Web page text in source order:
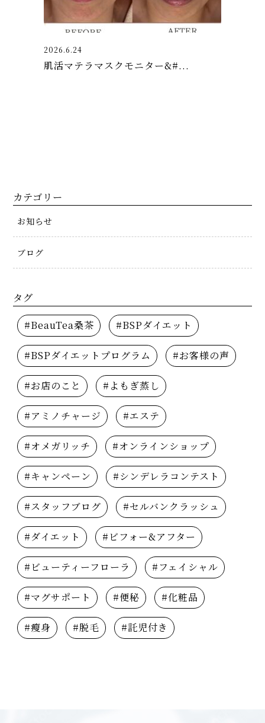
2026.6.24
肌活マテラマスクモニター&#...
カテゴリー
お知らせ
ブログ
タグ
#BeauTea桑茶 #BSPダイエット
#BSPダイエットプログラム #お客様の声
#お店のこと #よもぎ蒸し
#アミノチャージ #エステ
#オメガリッチ #オンラインショップ
#キャンペーン #シンデレラコンテスト
#スタッフブログ #セルバンクラッシュ
#ダイエット #ビフォー&アフター
#ビューティーフローラ #フェイシャル
#マグサポート #便秘 #化粧品
#瘦身 #脱毛 #託児付き